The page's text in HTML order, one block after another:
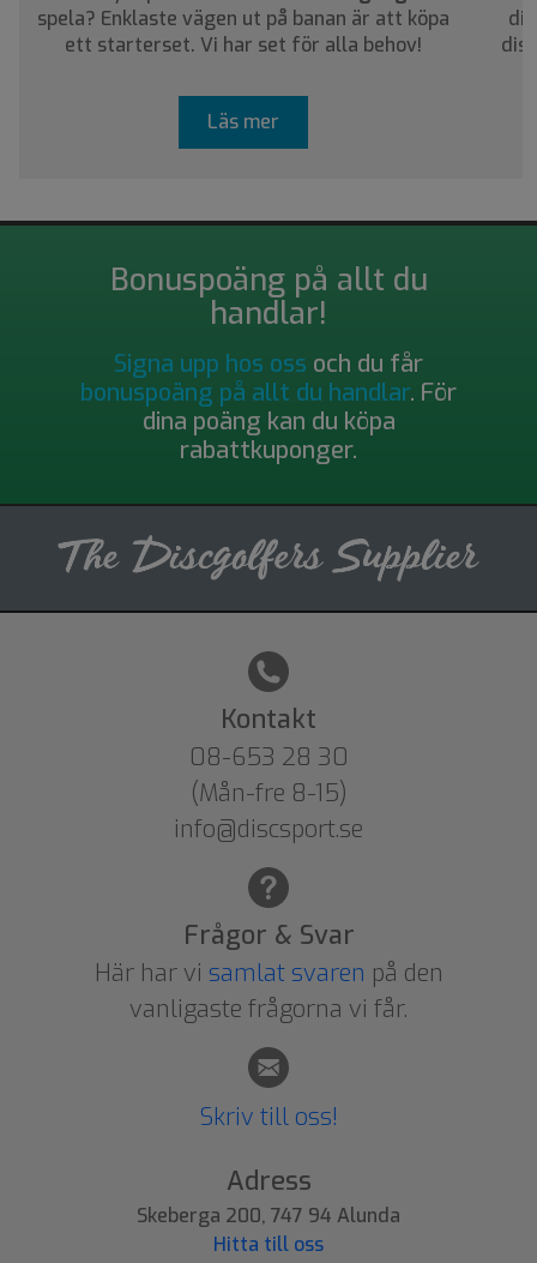
spela? Enklaste vägen ut på banan är att köpa
ett starterset. Vi har set för alla behov!
Läs mer
Bonuspoäng på allt du
handlar!
Signa upp hos oss och du får
bonuspoäng på allt du handlar. För
dina poäng kan du köpa
rabattkuponger.
Kontakt
08-653 28 30
(Mån-fre 8-15)
info@discsport.se
Frågor & Svar
Här har vi samlat svaren på den
vanligaste frågorna vi får.
Skriv till oss!
Adress
Skeberga 200, 747 94 Alunda
Hitta till oss